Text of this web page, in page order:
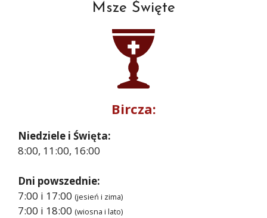
Msze Święte
Bircza:
Niedziele i Święta:
8:00, 11:00, 16:00
Dni powszednie:
7:00 i 17:00 (jesień i zima)
7:00 i 18:00 (wiosna i lato)